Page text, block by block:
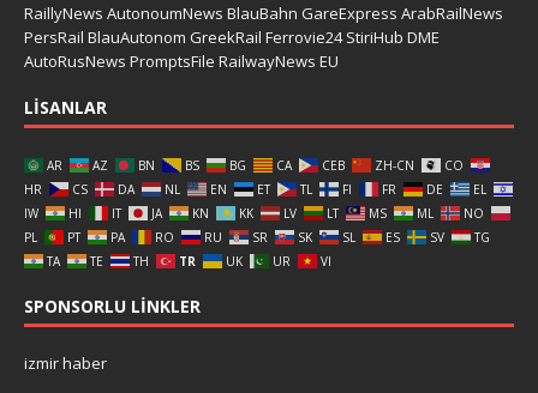
RaillyNews AutonoumNews BlauBahn GareExpress ArabRailNews
PersRail BlauAutonom GreekRail Ferrovie24 StiriHub DME
AutoRusNews PromptsFile RailwayNews EU
LISANLAR
AR AZ BN BS BG CA CEB ZH-CN
CO
HR
CS DA NL EN ET TL FI FR DE
EL
IW
HI IT JA KN KK LV LT MS ML
NO
PL
PT PA RO RU SR SK SL ES SV
TG
TA
TE TH TR UK UR VI
SPONSORLU LINKLER
izmir haber